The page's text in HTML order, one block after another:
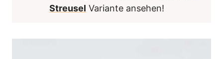
Streusel Variante ansehen!